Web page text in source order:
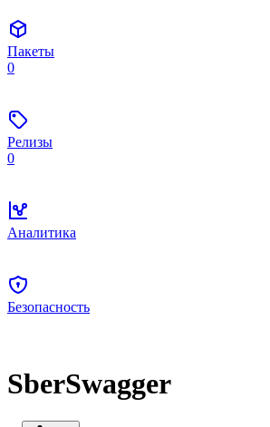
Пакеты
0
Релизы
0
Аналитика
Безопасность
SberSwagger